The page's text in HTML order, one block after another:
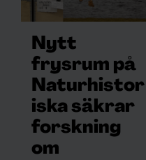
Nytt
frysrum på
Naturhistor
iska säkrar
forskning
om